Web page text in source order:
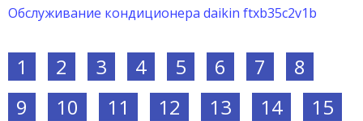
Обслуживание кондиционера daikin ftxb35c2v1b
1 2 3 4 5 6 7
8
9
10 11 12 13 14
15